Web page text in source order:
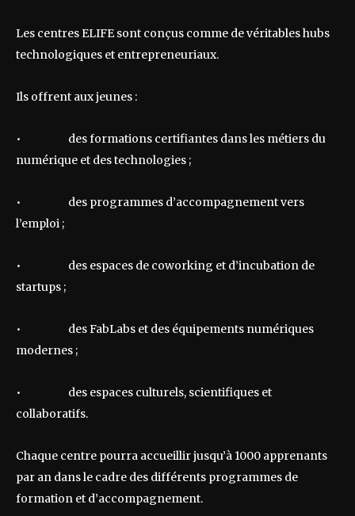
Les centres ELIFE sont conçus comme de véritables hubs
technologiques et entrepreneuriaux.
Ils offrent aux jeunes :
• des formations certifiantes dans les métiers du
numérique et des technologies ;
• des programmes d’accompagnement vers
l’emploi ;
• des espaces de coworking et d’incubation de
startups ;
• des FabLabs et des équipements numériques
modernes ;
• des espaces culturels, scientifiques et
collaboratifs.
Chaque centre pourra accueillir jusqu’à 1000 apprenants
par an dans le cadre des différents programmes de
formation et d’accompagnement.